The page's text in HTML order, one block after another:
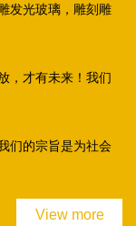
发光玻璃，雕刻雕
，才有未来！我们
们的宗旨是为社会
View more